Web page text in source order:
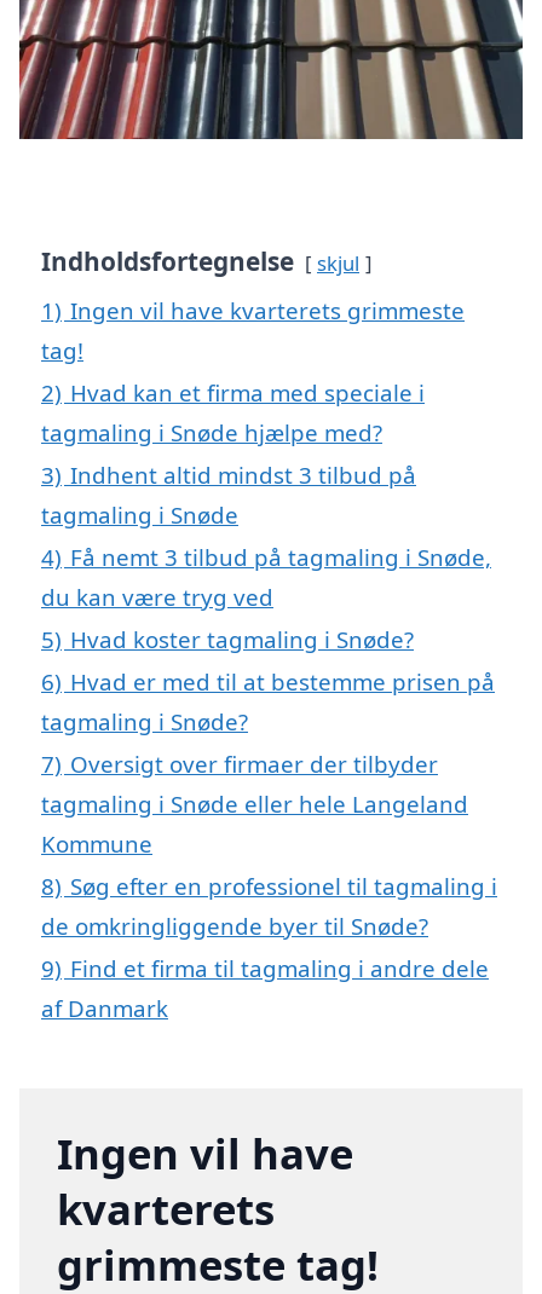
Indholdsfortegnelse skjul
1) Ingen vil have kvarterets grimmeste
tag!
2) Hvad kan et firma med speciale i
tagmaling i Snøde hjælpe med?
3) Indhent altid mindst 3 tilbud på
tagmaling i Snøde
4) Få nemt 3 tilbud på tagmaling i Snøde,
du kan være tryg ved
5) Hvad koster tagmaling i Snøde?
6) Hvad er med til at bestemme prisen på
tagmaling i Snøde?
7) Oversigt over firmaer der tilbyder
tagmaling i Snøde eller hele Langeland
Kommune
8) Søg efter en professionel til tagmaling i
de omkringliggende byer til Snøde?
9) Find et firma til tagmaling i andre dele
af Danmark
Ingen vil have
kvarterets
grimmeste tag!